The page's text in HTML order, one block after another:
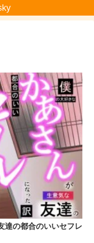
達の都合のいいセフレ